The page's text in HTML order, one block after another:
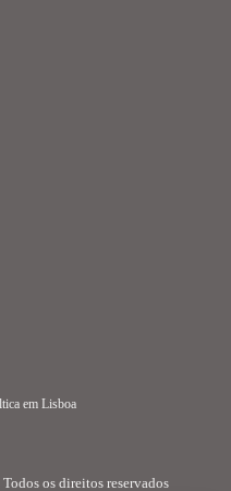
em Lisboa
os direitos reservados